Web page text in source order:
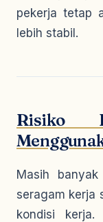
pekerja tetap
lebih stabil.
Risiko
Masih
seragam kerja
kondisi kerja.